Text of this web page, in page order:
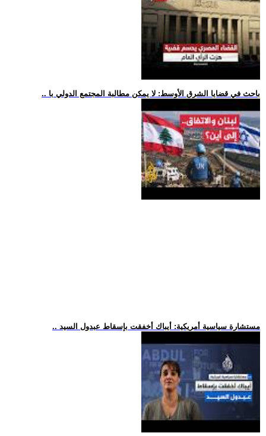
.. باحث في قضايا الشرق الأوسط: لا يمكن مطالبة المجتمع الدولي با
.. مستشارة سياسية أمريكية: أيباك أخفقت بإسقاط عبدول السيد